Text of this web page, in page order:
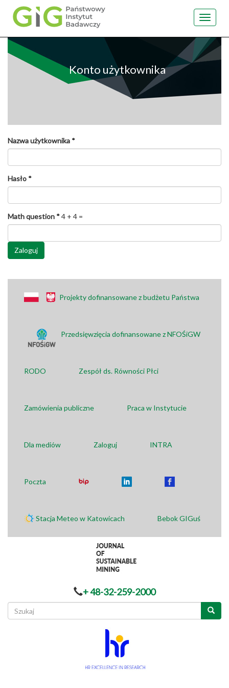
Przejdź
treści
Toggle
Konto użytkownika
Nazwa użytkownika *
Hasło *
Math question *4 + 4 =
Zaloguj
Projekty dofinansowane z budżetu Państwa
Przedsięwzięcia dofinansowane z NFOŚiGW
RODO Zespół ds. Równości Płci
Zamówienia publiczne Praca w Instytucie
Dla mediów Zaloguj INTRA
Poczta
Stacja Meteo w Katowicach Bebok GIGuś
+ 48-32-259-2000
Formularz